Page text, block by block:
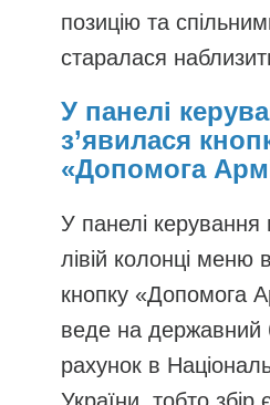
позицію та
старалася
У панелі
з’явилася
«Допомога
У панелі керування
лівій колонці меню
кнопку «Допомога
веде на державний
рахунок в